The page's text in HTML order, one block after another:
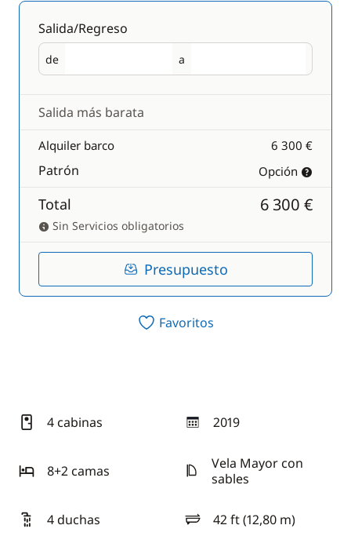
Salida/Regreso
de
Salida a
Regreso
Salida más barata
Alquiler barco 6 300 €
Patrón Opción
Total 6 300 €
Sin Servicios obligatorios
Presupuesto
Favoritos
4 cabinas 2019
año
8+2 camas
Vela Mayor con
sables
4 duchas 42 ft (12,80 m)
eslora